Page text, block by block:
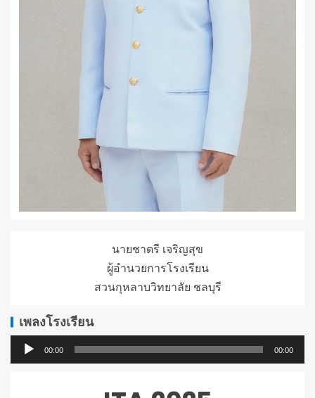
นายชาตรี เจริญสุข
ผู้อำนวยการโรงเรียน
สวนกุหลาบวิทยาลัย ชลบุรี
เพลงโรงเรียน
ตัว
00:00 00:00